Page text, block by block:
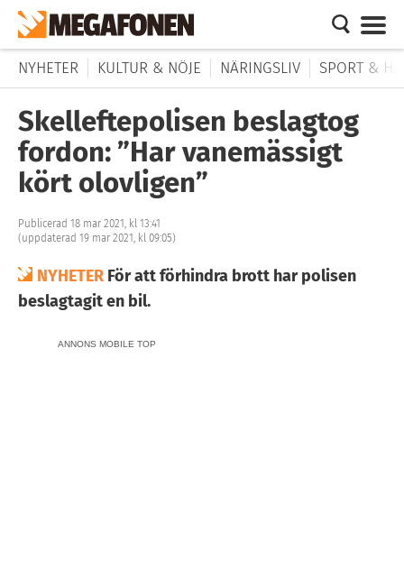
NYHETER KULTUR & NÖJE NÄRINGSLIV SPORT &
Skelleftepolisen beslagtog
fordon: ”Har vanemässigt
kört olovligen”
Publicerad 18 mar 2021, kl 13:41
(uppdaterad 19 mar 2021, kl 09:05)
NYHETER För att förhindra brott har polisen
beslagtagit en bil.
ANNONS MOBILE TOP